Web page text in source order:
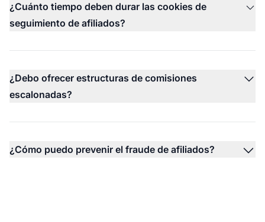
¿Cuánto tiempo deben durar las cookies de
seguimiento de afiliados?
¿Debo ofrecer estructuras de comisiones
escalonadas?
¿Cómo puedo prevenir el fraude de afiliados?